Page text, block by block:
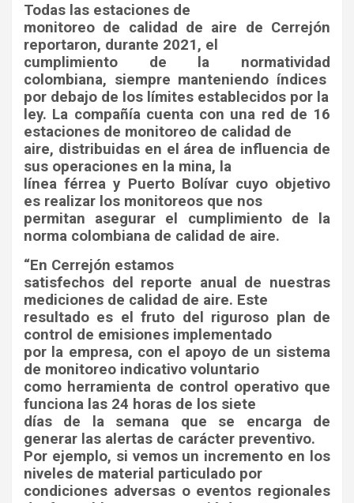
Todas las estaciones de
monitoreo de calidad de aire de Cerrejón
reportaron, durante 2021, el
cumplimiento de la normatividad
colombiana, siempre manteniendo índices
por debajo de los límites establecidos por la
ley. La compañía cuenta con una red de 16
estaciones de monitoreo de calidad de
aire, distribuidas en el área de influencia de
sus operaciones en la mina, la
línea férrea y Puerto Bolívar cuyo objetivo
es realizar los monitoreos que nos
permitan asegurar el cumplimiento de la
norma colombiana de calidad de aire.
“En Cerrejón estamos
satisfechos del reporte anual de nuestras
mediciones de calidad de aire. Este
resultado es el fruto del riguroso plan de
control de emisiones implementado
por la empresa, con el apoyo de un sistema
de monitoreo indicativo voluntario
como herramienta de control operativo que
funciona las 24 horas de los siete
días de la semana que se encarga de
generar las alertas de carácter preventivo.
Por ejemplo, si vemos un incremento en los
niveles de material particulado por
condiciones adversas o eventos regionales